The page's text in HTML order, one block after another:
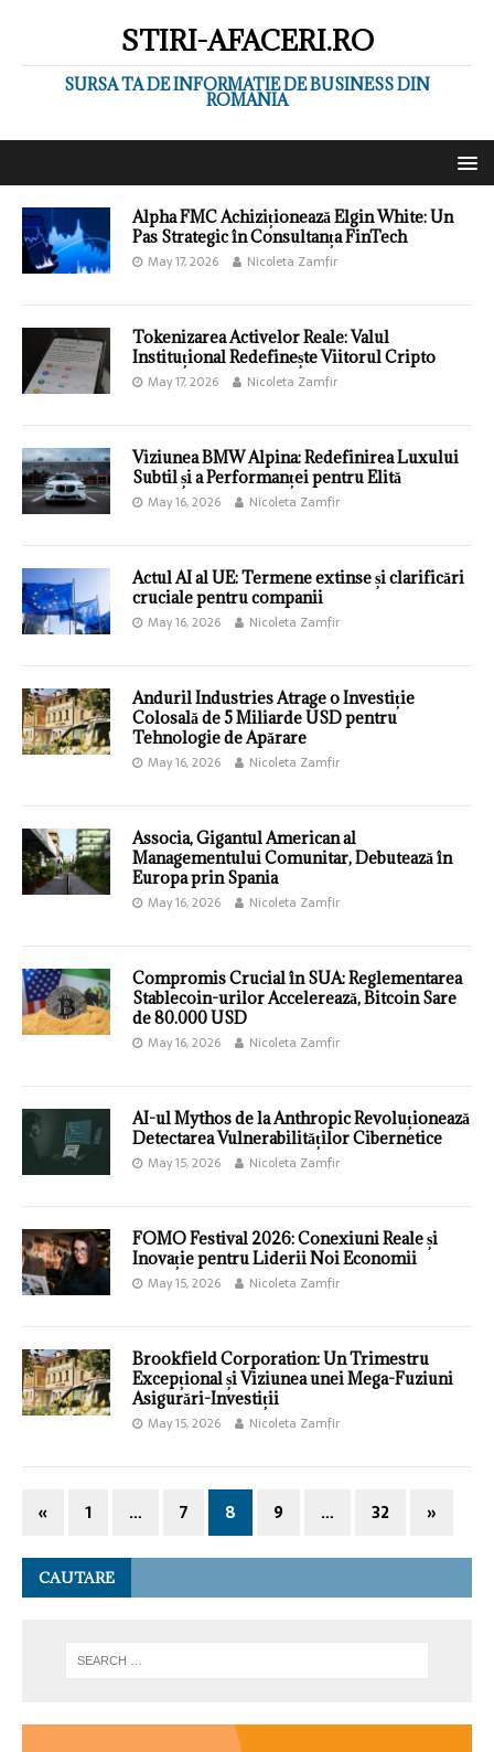
STIRI-AFACERI.RO
SURSA TA DE INFORMATIE DE BUSINESS DIN
ROMANIA
Alpha FMC Achiziționează Elgin White: Un
Pas Strategic în Consultanța FinTech
May 17, 2026 Nicoleta Zamfir
Tokenizarea Activelor Reale: Valul
Instituțional Redefinește Viitorul Cripto
May 17, 2026 Nicoleta Zamfir
Viziunea BMW Alpina: Redefinirea Luxului
Subtil și a Performanței pentru Elită
May 16, 2026 Nicoleta Zamfir
Actul AI al UE: Termene extinse și clarificări
cruciale pentru companii
May 16, 2026 Nicoleta Zamfir
Anduril Industries Atrage o Investiție
Colosală de 5 Miliarde USD pentru
Tehnologie de Apărare
May 16, 2026 Nicoleta Zamfir
Associa, Gigantul American al
Managementului Comunitar, Debutează în
Europa prin Spania
May 16, 2026 Nicoleta Zamfir
Compromis Crucial în SUA: Reglementarea
Stablecoin-urilor Accelerează, Bitcoin Sare
de 80.000 USD
May 16, 2026 Nicoleta Zamfir
AI-ul Mythos de la Anthropic Revoluționează
Detectarea Vulnerabilităților Cibernetice
May 15, 2026 Nicoleta Zamfir
FOMO Festival 2026: Conexiuni Reale și
Inovație pentru Liderii Noi Economii
May 15, 2026 Nicoleta Zamfir
Brookfield Corporation: Un Trimestru
Excepțional și Viziunea unei Mega-Fuziuni
Asigurări-Investiții
May 15, 2026 Nicoleta Zamfir
« 1 … 7 8 9 … 32 »
CAUTARE